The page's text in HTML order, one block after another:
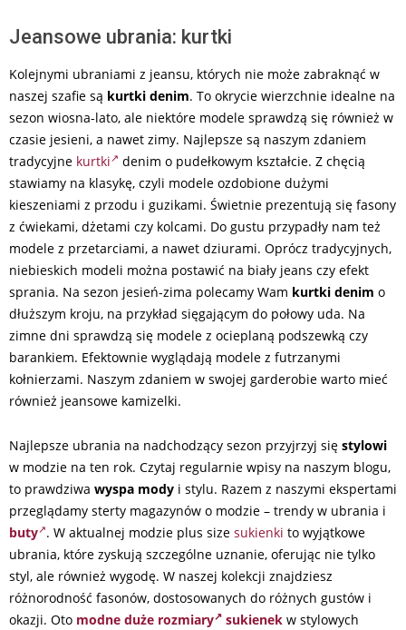
Jeansowe ubrania: kurtki
Kolejnymi ubraniami z jeansu, których nie może zabraknąć w
naszej szafie są kurtki denim. To okrycie wierzchnie idealne na
sezon wiosna-lato, ale niektóre modele sprawdzą się również w
czasie jesieni, a nawet zimy. Najlepsze są naszym zdaniem
tradycyjne kurtki
denim o pudełkowym kształcie. Z chęcią
stawiamy na klasykę, czyli modele ozdobione dużymi
kieszeniami z przodu i guzikami. Świetnie prezentują się fasony
z ćwiekami, dżetami czy kolcami. Do gustu przypadły nam też
modele z przetarciami, a nawet dziurami. Oprócz tradycyjnych,
niebieskich modeli można postawić na biały jeans czy efekt
sprania. Na sezon jesień-zima polecamy Wam kurtki denim o
dłuższym kroju, na przykład sięgającym do połowy uda. Na
zimne dni sprawdzą się modele z ocieplaną podszewką czy
barankiem. Efektownie wyglądają modele z futrzanymi
kołnierzami. Naszym zdaniem w swojej garderobie warto mieć
również jeansowe kamizelki.
Najlepsze ubrania na nadchodzący sezon przyjrzyj się stylowi
w modzie na ten rok. Czytaj regularnie wpisy na naszym blogu,
to prawdziwa wyspa mody i stylu. Razem z naszymi ekspertami
przeglądamy sterty magazynów o modzie – trendy w ubrania i
buty . W aktualnej modzie plus size sukienki to wyjątkowe
ubrania, które zyskują szczególne uznanie, oferując nie tylko
styl, ale również wygodę. W naszej kolekcji znajdziesz
różnorodność fasonów, dostosowanych do różnych gustów i
okazji. Oto modne duże rozmiary sukienek w stylowych